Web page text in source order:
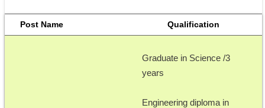
Post Name Qualification
Graduate in Science /3
years
Engineering diploma in